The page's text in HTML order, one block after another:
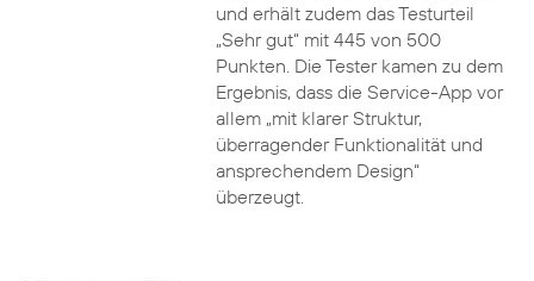
und erhält zudem das Testurteil
„Sehr gut“ mit 445 von 500
Punkten. Die Tester kamen zu dem
Ergebnis, dass die Service-App vor
allem „mit klarer Struktur,
überragender Funktionalität und
ansprechendem Design“
überzeugt.